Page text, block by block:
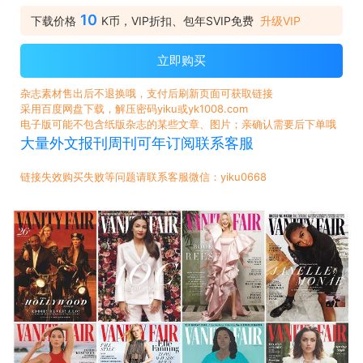
下载价格 10 K币，VIP折扣、包年SVIP免费 升级VIP
立即购买
杂志素材售出后不退换哦，支付后刷新页面可获取链接
采用百度网盘下载，解压密码yiku或yk1008.com
电子版可能不包含纸版杂志的某些文章、图片；亲确认需要后下单哦
大量外文报刊周刊可年订阅联系客服
链接失效购买失败等问题请联系客服微信：yiku0668